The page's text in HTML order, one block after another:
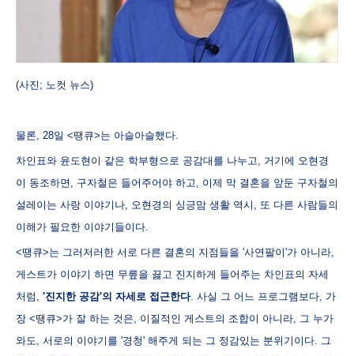
(사진; 노컷 뉴스)
물론, 28일 <땡큐>는 아슬아슬했다.
차인표와 윤도현이 같은 학부형으로 공감대를 나누고, 거기에 오현경
이 동조하면, 구자철은 들어주어야 하고, 이제 막 결혼을 앞둔 구자철의
설레이는 사랑 이야기나, 오현경의 싱긍맘 생활 역시, 또 다른 사람들의
이해가 필요한 이야기들이다.
<땡큐>는 그러저러한 서로 다른 결혼의 지점들을 '사연팔이'가 아니라,
게스트가 이야기 하면 무릎을 끓고 진지하게 들어주는 차인표의 자세
처럼, '진지한 공감'의 자세로 접근한다. 사실 그 어느 프로그램보다, 가
장 <땡큐>가 잘 하는 것은, 이질적인 게스트의 조합이 아니라, 그 누가
와도, 서로의 이야기를 '경청' 해주게 되는 그 정감있는 분위기이다. 그